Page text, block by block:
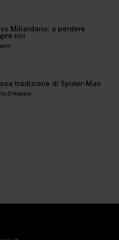
Miliardario: a perdere
noi
tradizione di Spider-Man
D'Alessio